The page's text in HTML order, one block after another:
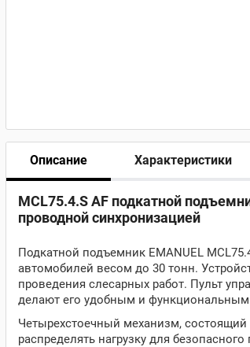
Описание Характеристики
MCL75.4.S AF подкатной
проводной синхронизацией
Подкатной подъемник EMANUEL
автомобилей весом до 30 тонн.
проведения слесарных работ. Пульт
делают его удобным и
Четырехстоечный механизм,
распределять нагрузку для